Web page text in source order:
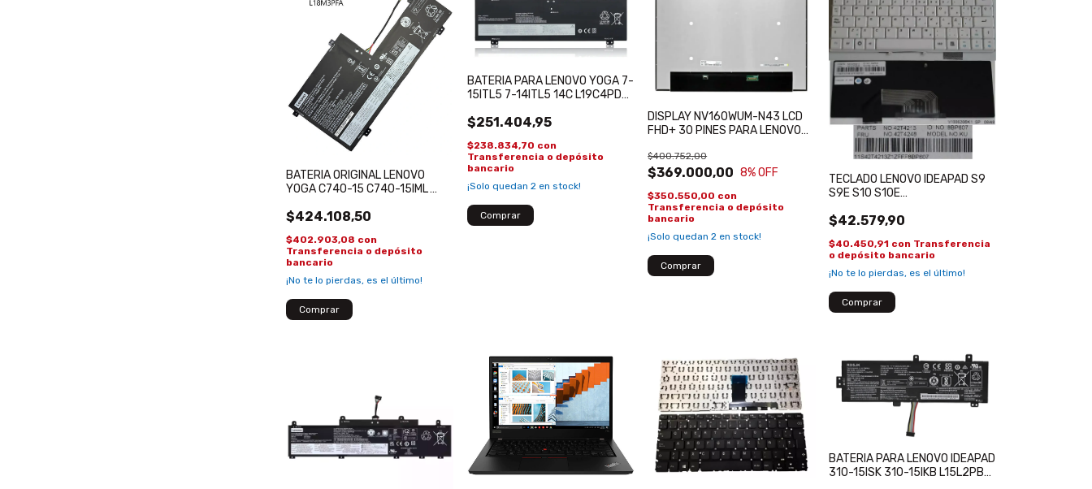
BATERIA ORIGINAL LENOVO
YOGA C740-15 C740-15IML
L18D3PF2
$424.108,50
$402.903,08 con
Transferencia o depósito
bancario
¡No te lo pierdas, es el último!
BATERIA PARA LENOVO YOGA 7-
15ITL5 7-14ITL5 14C L19C4PDC
$251.404,95
$238.834,70 con
Transferencia o depósito
bancario
¡Solo quedan 2 en stock!
DISPLAY NV160WUM-N43 LCD
FHD+ 30 PINES PARA LENOVO
GEN 2 Dell Inspiron 16 5620
5625
$369.000,00
$400.752,00
8% OFF
$350.550,00 con
Transferencia o depósito
bancario
¡Solo quedan2 en stock!
TECLADO LENOVO IDEAPAD S9
S9E S10 S10E
BLANCO
$42.579,90
$40.450,91 con Transferencia
o depósito bancario
¡No te lo pierdas, es el último!
BATERIA PARA LENOVO IDEAPAD
310-15ISK 310-15IKB L15L2PB4